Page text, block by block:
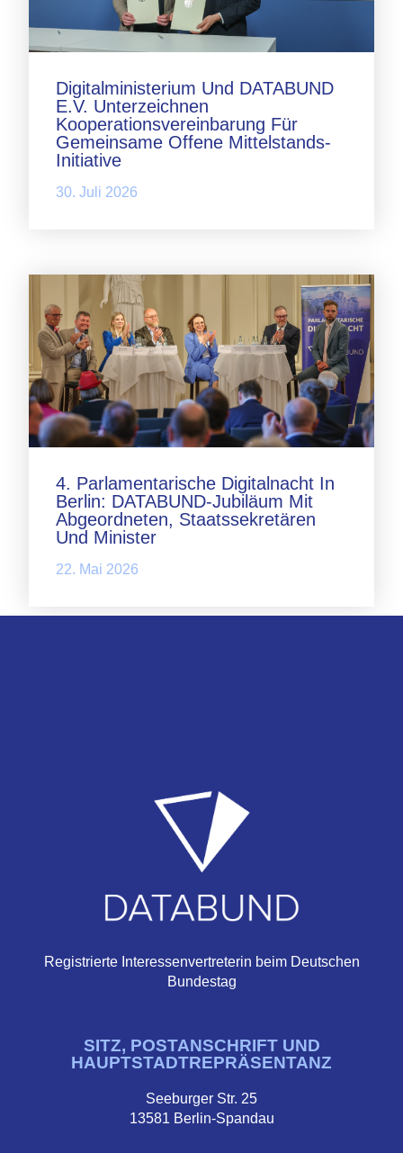
Digitalministerium Und DATABUND
E.V. Unterzeichnen
Kooperationsvereinbarung Für
Gemeinsame Offene Mittelstands-
Initiative
30. Juli 2026
4. Parlamentarische Digitalnacht In
Berlin: DATABUND-Jubiläum Mit
Abgeordneten, Staatssekretären
Und Minister
22. Mai 2026
Registrierte Interessenvertreterin beim Deutschen
Bundestag
SITZ, POSTANSCHRIFT UND
HAUPTSTADTREPRÄSENTANZ
Seeburger Str. 25
13581 Berlin-Spandau